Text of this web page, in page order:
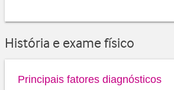
História e exame físico
Principais fatores diagnósticos